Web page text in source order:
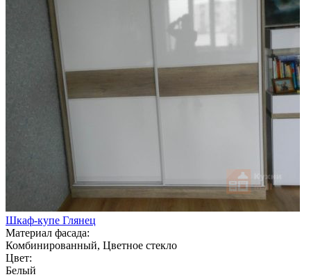
Шкаф-купе Глянец
Материал фасада:
Комбинированный, Цветное стекло
Цвет:
Белый